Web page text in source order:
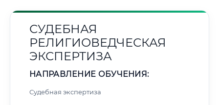
СУДЕБНАЯ
РЕЛИГИОВЕДЧЕСКАЯ
ЭКСПЕРТИЗА
НАПРАВЛЕНИЕ ОБУЧЕНИЯ:
Судебная экспертиза